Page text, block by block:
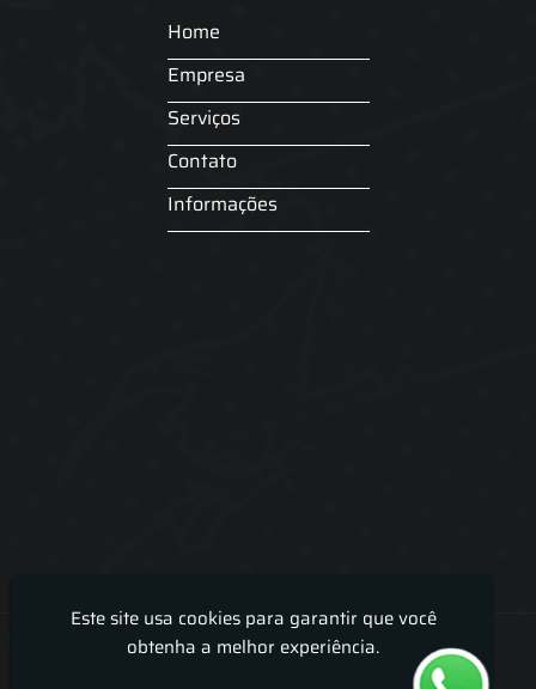
Home
Empresa
Serviços
Contato
Informações
Lira Luz Decor - Cortinas sob medidas e persianas
Este site usa cookies para garantir que você
obtenha a melhor experiência.